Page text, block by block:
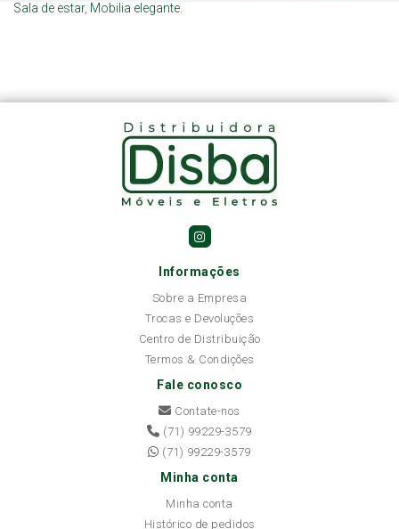
Sala de estar, Mobilia elegante.
Informações
Sobre a Empresa
Trocas e Devoluções
Centro de Distribuição
Termos & Condições
Fale conosco
Contate-nos
(71) 99229-3579
(71) 99229-3579
Minha conta
Minha conta
Histórico de pedidos